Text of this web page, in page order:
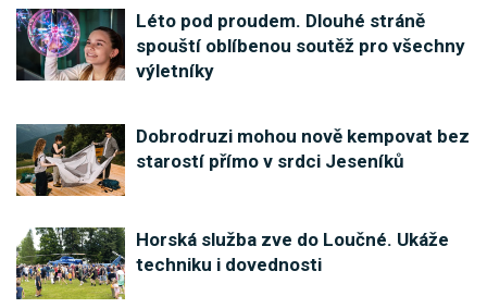
Léto pod proudem. Dlouhé stráně
spouští oblíbenou soutěž pro všechny
výletníky
Dobrodruzi mohou nově kempovat bez
starostí přímo v srdci Jeseníků
Horská služba zve do Loučné. Ukáže
techniku i dovednosti